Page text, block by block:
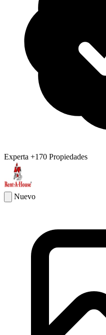
Experta +170 Propiedades
Nuevo